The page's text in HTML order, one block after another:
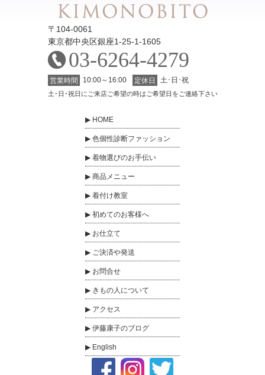
〒104-0061
東京都中央区銀座1-25-1-1605
03-6264-4279
営業時間 10:00～16:00 定休日 土･日･祝
土･日･祝日にご来店ご希望の時はご希望日をご連絡下さい
HOME
色個性診断ファッション
着物選びのお手伝い
商品メニュー
着付け教室
初めてのお客様へ
お仕立て
ご決済や発送
お問合せ
きもの人について
アクセス
伊藤康子のブログ
English